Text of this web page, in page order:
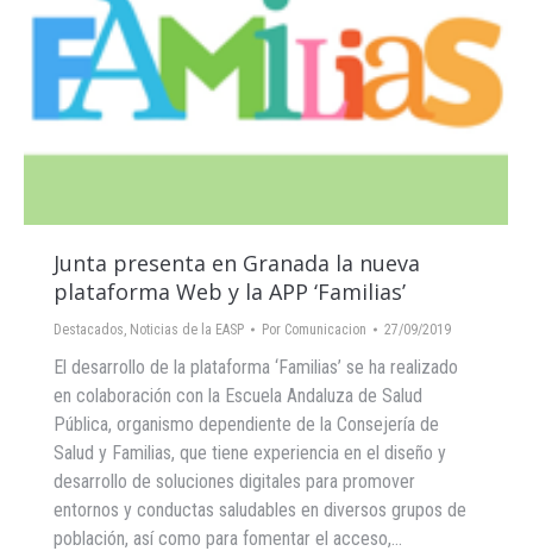
Junta presenta en Granada la nueva
plataforma Web y la APP ‘Familias’
Destacados, Noticias de la EASP Por Comunicacion 27/09/2019
El desarrollo de la plataforma ‘Familias’ se ha realizado
en colaboración con la Escuela Andaluza de Salud
Pública, organismo dependiente de la Consejería de
Salud y Familias, que tiene experiencia en el diseño y
desarrollo de soluciones digitales para promover
entornos y conductas saludables en diversos grupos de
población, así como para fomentar el acceso,…